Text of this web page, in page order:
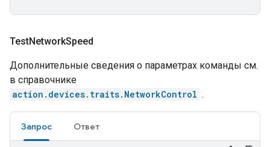
TestNetworkSpeed
Дополнительные сведения о параметрах команды см.
в справочнике
action.devices.traits.NetworkControl .
Запрос Ответ